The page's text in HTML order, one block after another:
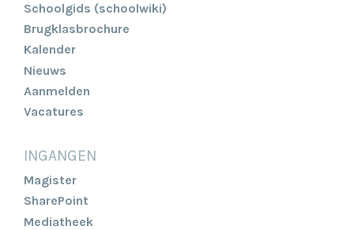
Schoolgids (schoolwiki)
Brugklasbrochure
Kalender
Nieuws
Aanmelden
Vacatures
INGANGEN
Magister
SharePoint
Mediatheek